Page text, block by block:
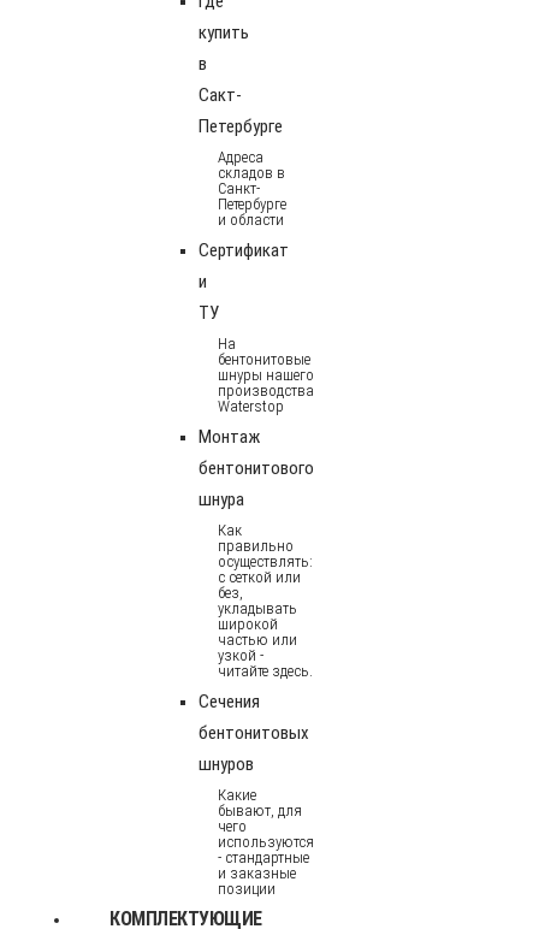
купить
в
Сакт-
Петербурге
Адреса
складов в
Санкт-
Петербурге
и области
Сертификат
и
ТУ
На
бентонитовые
шнуры нашего
производства
Waterstop
Монтаж
бентонитового
шнура
Как
правильно
осуществлять:
с сеткой или
без,
укладывать
широкой
частью или
узкой -
читайте здесь.
Сечения
бентонитовых
шнуров
Какие
бывают, для
чего
используются
- стандартные
и заказные
позиции
КОМПЛЕКТУЮЩИЕ